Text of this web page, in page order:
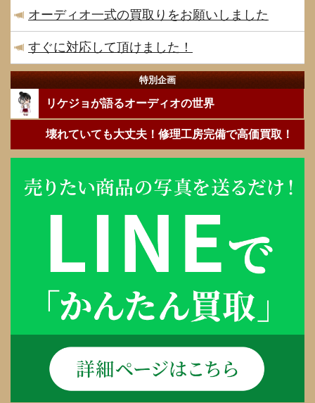
オーディオ一式の買取りをお願いしました
すぐに対応して頂けました！
特別企画
リケジョが語るオーディオの世界
壊れていても大丈夫！修理工房完備で高価買取！